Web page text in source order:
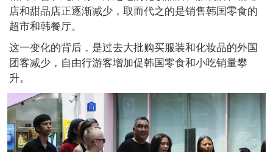
店和甜品店正逐渐减少，取而代之的是销售韩国零食的
超市和韩餐厅。
这一变化的背后，是过去大批购买服装和化妆品的外国
团客减少，自由行游客增加促韩国零食和小吃销量攀
升。